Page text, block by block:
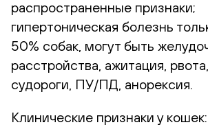
распространенные признаки;
гипертоническая болезнь
50% собак, могут быть
расстройства, ажитация,
судороги, ПУ/ПД, анорексия.
Клинические признаки у